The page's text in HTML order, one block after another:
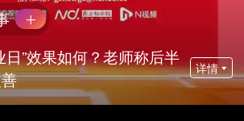
日”效果如何？老师称后半
详情